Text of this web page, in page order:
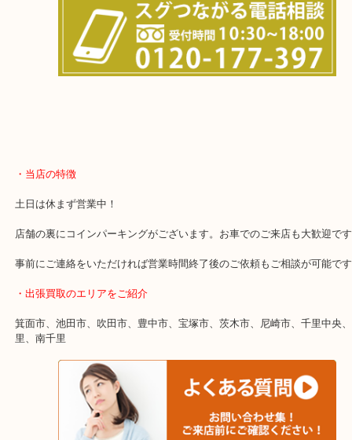
・当店の特徴
土日は休まず営業中！
店舗の裏にコインパーキングがございます。お車でのご来店も大歓